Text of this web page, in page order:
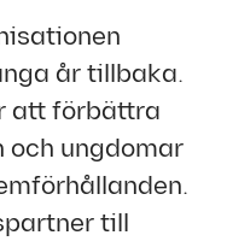
år tillbaka.
att förbättra
och ungdomar
till